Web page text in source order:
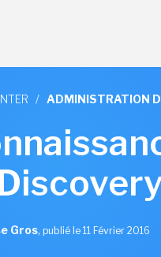
/ ADMINISTRATION
Gros, publié le 11 Février 2016